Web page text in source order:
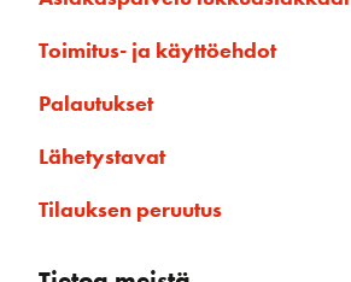
Toimitus- ja käyttöehdot
Palautukset
Lähetystavat
Tilauksen peruutus